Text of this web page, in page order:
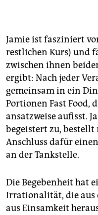
Jamie ist fasziniert
restlichen Kurs) und
zwischen ihnen
ergibt: Nach jeder
gemeinsam in ein
Portionen Fast Food,
ansatzweise aufisst.
begeistert zu,
Anschluss dafür
an der Tankstelle.
Die Begebenheit hat
Irrationalität, die aus
aus Einsamkeit